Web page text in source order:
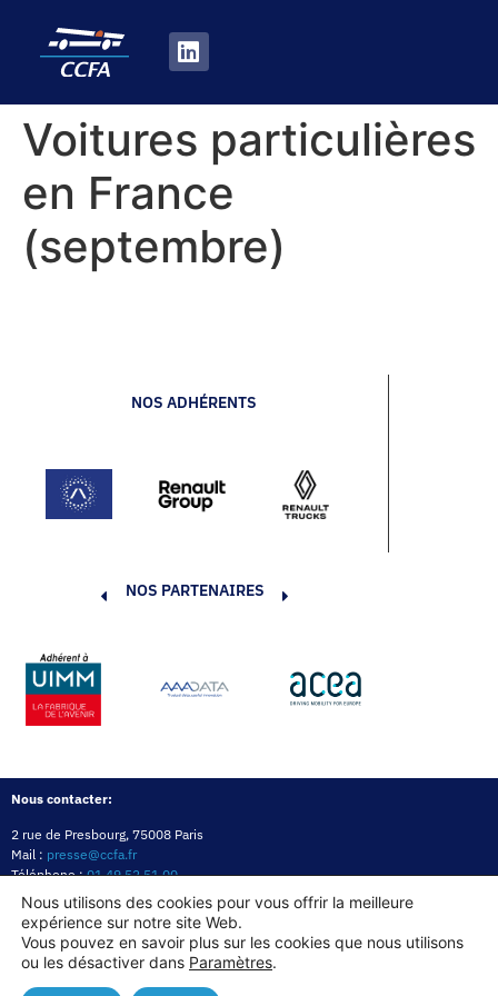
Voitures particulières
en France
(septembre)
NOS ADHÉRENTS
NOS PARTENAIRES
Nous contacter:
2 rue de Presbourg, 75008 Paris
Mail : presse@ccfa.fr
Téléphone :01 49 52 51 00
Réseau :
LinkedIn
Politique de confidentialitéMentions légalesPolitique des cookies
Nous utilisons des cookies pour vous offrir la meilleure
expérience sur notre site Web.
Vous pouvez en savoir plus sur les cookies que nous utilisons
ou les désactiver dans Paramètres.